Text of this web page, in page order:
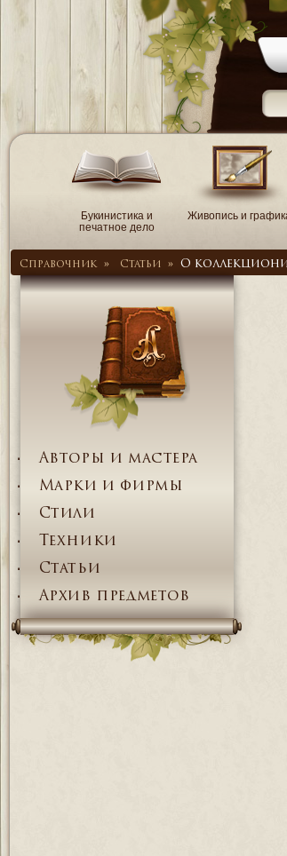
Букинистика и
печатное дело
Живопись и
Справочник» Статьи » О
Авторы и мастера
Марки и фирмы
Стили
Техники
Статьи
Архив предметов